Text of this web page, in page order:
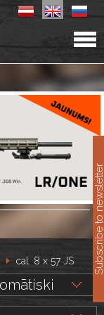
cal. 8 x 57 JS
Subscribe